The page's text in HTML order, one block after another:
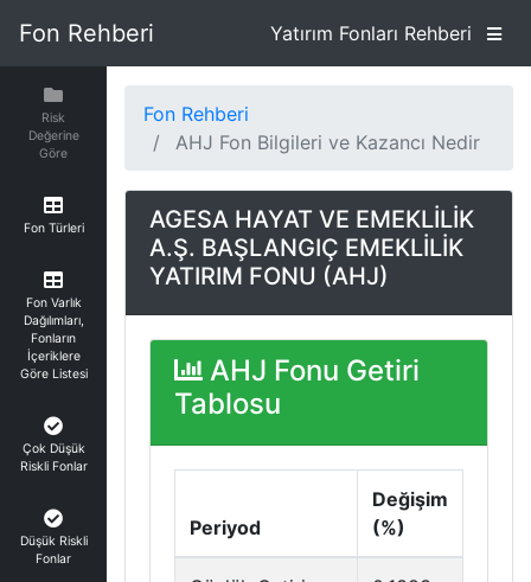
Fon Rehberi Yatırım Fonları Rehberi
Risk
Değerine
Göre
Fon Türleri
Fon Varlık
Dağılımları,
Fonların
İçeriklere
Göre Listesi
Çok Düşük
Riskli Fonlar
Düşük Riskli
Fonlar
Fon Rehberi
AHJ Fon Bilgileri ve Kazancı Nedir
AGESA HAYAT VE EMEKLİLİK
A.Ş. BAŞLANGIÇ EMEKLİLİK
YATIRIM FONU (AHJ)
AHJ Fonu Getiri
Tablosu
Periyod
Değişim
(%)